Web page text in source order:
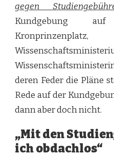
gegen
Kundgebung
deren Feder die Pläne
Rede auf der
dann aber doch nicht.
„Mit den
ich obdachlos“